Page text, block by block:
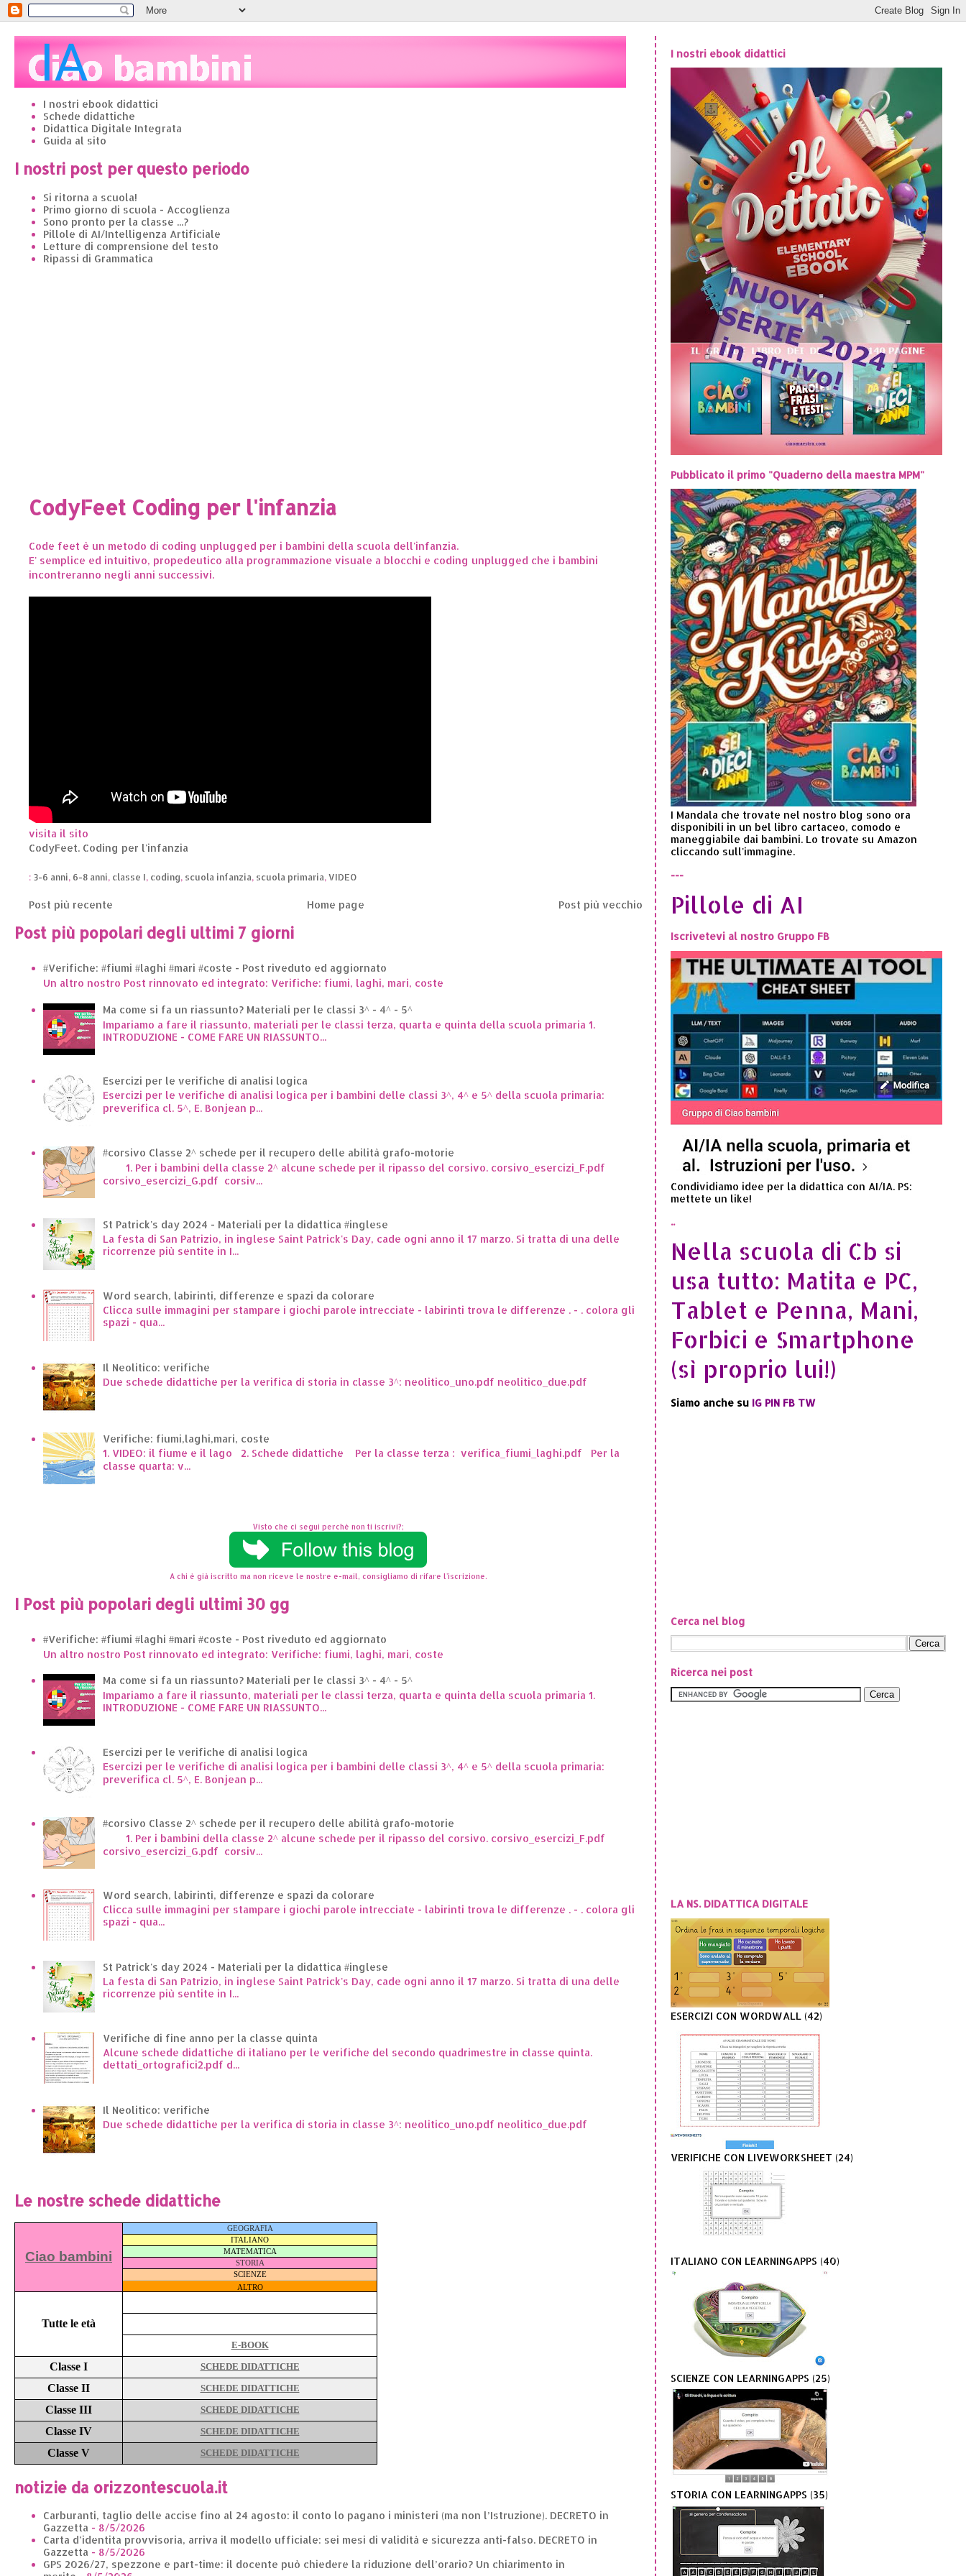
I nostri ebook didattici
Schede didattiche
Didattica Digitale Integrata
Guida al sito
I nostri post per questo periodo
Si ritorna a scuola!
Primo giorno di scuola - Accoglienza
Sono pronto per la classe ...?
Pillole di AI/Intelligenza Artificiale
Letture di comprensione del testo
Ripassi di Grammatica
CodyFeet Coding per l'infanzia
Code feet è un metodo di coding unplugged per i bambini della scuola dell'infanzia.
E' semplice ed intuitivo, propedeutico alla programmazione visuale a blocchi e coding unplugged che i bambini
incontreranno negli anni successivi.
visita il sito
CodyFeet. Coding per l'infanzia
: 3-6 anni, 6-8 anni, classe I, coding, scuola infanzia, scuola primaria,VIDEO
Post più recente Post più vecchio
Home page
Post più popolari degli ultimi 7 giorni
#Verifiche: #fiumi #laghi #mari #coste - Post riveduto ed aggiornato
Un altro nostro Post rinnovato ed integrato: Verifiche: fiumi, laghi, mari, coste
Ma come si fa un riassunto? Materiali per le classi 3^ - 4^ - 5^
Impariamo a fare il riassunto, materiali per le classi terza, quarta e quinta della scuola primaria 1.
INTRODUZIONE - COME FARE UN RIASSUNTO...
Esercizi per le verifiche di analisi logica
Esercizi per le verifiche di analisi logica per i bambini delle classi 3^, 4^ e 5^ della scuola primaria:
preverifica cl. 5^, E. Bonjean p...
#corsivo Classe 2^ schede per il recupero delle abilità grafo-motorie
1. Per i bambini della classe 2^ alcune schede per il ripasso del corsivo. corsivo_esercizi_F.pdf
corsivo_esercizi_G.pdf corsiv...
St Patrick's day 2024 - Materiali per la didattica #inglese
La festa di San Patrizio, in inglese Saint Patrick's Day, cade ogni anno il 17 marzo. Si tratta di una delle
ricorrenze più sentite in I...
Word search, labirinti, differenze e spazi da colorare
Clicca sulle immagini per stampare i giochi parole intrecciate - labirinti trova le differenze . - . colora gli
spazi - qua...
Il Neolitico: verifiche
Due schede didattiche per la verifica di storia in classe 3^: neolitico_uno.pdf neolitico_due.pdf
Verifiche: fiumi,laghi,mari, coste
1. VIDEO: il fiume e il lago 2. Schede didattiche Per la classe terza : verifica_fiumi_laghi.pdf Per la
classe quarta: v...
Visto che ci segui perchè non ti iscrivi?;
A chi è già iscritto ma non riceve le nostre e-mail, consigliamo di rifare l'iscrizione.
I Post più popolari degli ultimi 30 gg
#Verifiche: #fiumi #laghi #mari #coste - Post riveduto ed aggiornato
Un altro nostro Post rinnovato ed integrato: Verifiche: fiumi, laghi, mari, coste
Ma come si fa un riassunto? Materiali per le classi 3^ - 4^ - 5^
Impariamo a fare il riassunto, materiali per le classi terza, quarta e quinta della scuola primaria 1.
INTRODUZIONE - COME FARE UN RIASSUNTO...
Esercizi per le verifiche di analisi logica
Esercizi per le verifiche di analisi logica per i bambini delle classi 3^, 4^ e 5^ della scuola primaria:
preverifica cl. 5^, E. Bonjean p...
#corsivo Classe 2^ schede per il recupero delle abilità grafo-motorie
1. Per i bambini della classe 2^ alcune schede per il ripasso del corsivo. corsivo_esercizi_F.pdf
corsivo_esercizi_G.pdf corsiv...
Word search, labirinti, differenze e spazi da colorare
Clicca sulle immagini per stampare i giochi parole intrecciate - labirinti trova le differenze . - . colora gli
spazi - qua...
St Patrick's day 2024 - Materiali per la didattica #inglese
La festa di San Patrizio, in inglese Saint Patrick's Day, cade ogni anno il 17 marzo. Si tratta di una delle
ricorrenze più sentite in I...
Verifiche di fine anno per la classe quinta
Alcune schede didattiche di italiano per le verifiche del secondo quadrimestre in classe quinta.
dettati_ortografici2.pdf d...
Il Neolitico: verifiche
Due schede didattiche per la verifica di storia in classe 3^: neolitico_uno.pdf neolitico_due.pdf
Le nostre schede didattiche
Ciao bambini
GEOGRAFIA
ITALIANO
MATEMATICA
STORIA
SCIENZE
ALTRO
Tutte le età
E-BOOK
Classe I SCHEDE DIDATTICHE
Classe II SCHEDE DIDATTICHE
Classe III SCHEDE DIDATTICHE
Classe IV SCHEDE DIDATTICHE
Classe V SCHEDE DIDATTICHE
notizie da orizzontescuola.it
Carburanti, taglio delle accise fino al 24 agosto: il conto lo pagano i ministeri (ma non l’Istruzione). DECRETO in
Gazzetta - 8/5/2026
Carta d’identita provvisoria, arriva il modello ufficiale: sei mesi di validità e sicurezza anti-falso. DECRETO in
Gazzetta - 8/5/2026
GPS 2026/27, spezzone e part-time: il docente può chiedere la riduzione dell’orario? Un chiarimento in
I nostri ebook didattici
Pubblicato il primo "Quaderno della maestra MPM"
I Mandala che trovate nel nostro blog sono ora
disponibili in un bel libro cartaceo, comodo e
maneggiabile dai bambini. Lo trovate su Amazon
cliccando sull'immagine.
---
Pillole di AI
Iscrivetevi al nostro Gruppo FB
Condividiamo idee per la didattica con AI/IA. PS:
mettete un like!
..
Nella scuola di Cb si
usa tutto: Matita e PC,
Tablet e Penna, Mani,
Forbici e Smartphone
(sì proprio lui!)
Siamo anche su IG PIN FB TW
Cerca nel blog
Ricerca nei post
LA NS. DIDATTICA DIGITALE
ESERCIZI CON WORDWALL (42)
VERIFICHE CON LIVEWORKSHEET (24)
ITALIANO CON LEARNINGAPPS (40)
SCIENZE CON LEARNINGAPPS (25)
STORIA CON LEARNINGAPPS (35)